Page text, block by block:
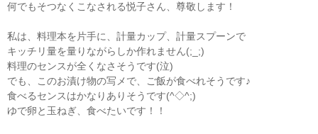
何でもそつなくこなされる悦子さん、尊敬します！
私は、料理本を片手に、計量カップ、計量スプーンで
キッチリ量を量りながらしか作れません(;_;)
料理のセンスが全くなさそうです(泣)
でも、このお漬け物の写メで、ご飯が食べれそうです♪
食べるセンスはかなりありそうです(^◇^;)
ゆで卵と玉ねぎ、食べたいです！！